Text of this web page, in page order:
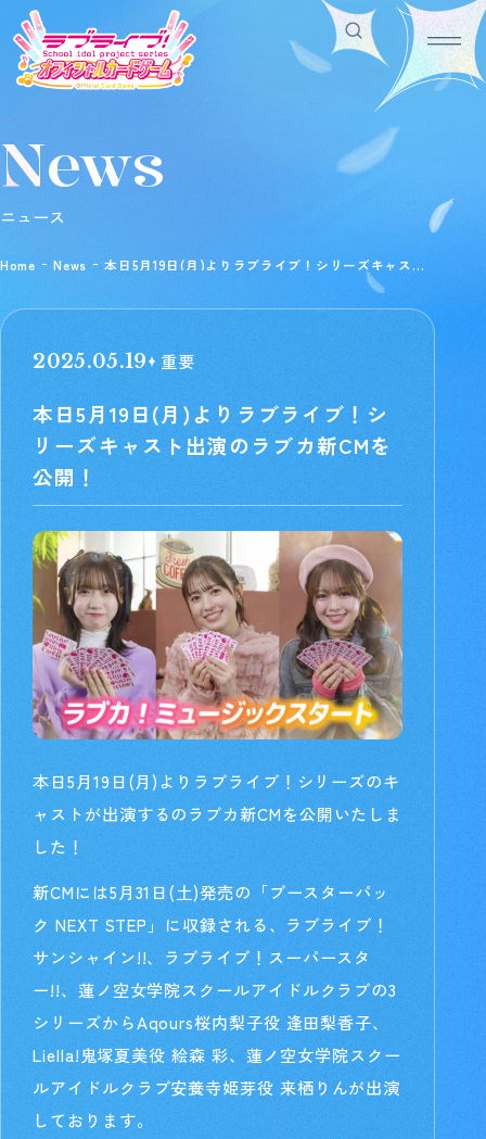
Home
ホーム
For Beginners
Rule/Q&A
ルール/Q&A
スケジュール 商品情報
イベント お店を探す
カードを探す デッキを作る/紹介/探す
Official
News
ニュース
Home News 本日5月19日(月)よりラブライブ！シリーズキャスト
出演のラブカ新CMを公開！
2025.05.19 重要
本日5月19日(月)よりラブライブ！シ
リーズキャスト出演のラブカ新CMを
公開！
本日5月19日(月)よりラブライブ！シリーズのキ
ャストが出演するのラブカ新CMを公開いたしま
した！
新CMには5月31日(土)発売の「ブースターパッ
ク NEXT STEP」に収録される、ラブライブ！
サンシャイン!!、ラブライブ！スーパースタ
ー!!、蓮ノ空女学院スクールアイドルクラブの3
シリーズからAqours桜内梨子役 逢田梨香子、
Liella!鬼塚夏美役 絵森 彩、蓮ノ空女学院スクー
ルアイドルクラブ安養寺姫芽役 来栖りんが出演
しております。